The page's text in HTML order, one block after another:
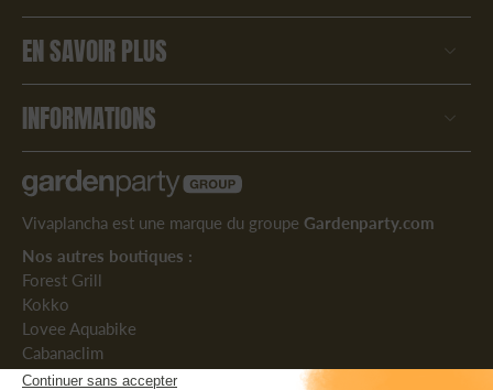
EN SAVOIR PLUS
INFORMATIONS
Vivaplancha est une marque du groupe Gardenparty.com
Nos autres boutiques :
Forest Grill
Kokko
Lovee Aquabike
Cabanaclim